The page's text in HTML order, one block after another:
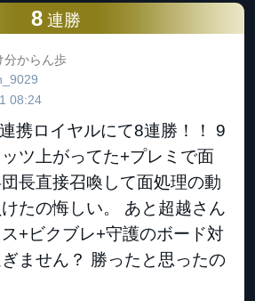
8 連勝
分からん歩
08:24
携ロイヤルにて8連勝！！ 9
ツ上がってた+プレミで面
長直接召喚して面処理の動
たの悔しい。 あと超越さん
+ビクブレ+守護のボード対
ません？ 勝ったと思ったの